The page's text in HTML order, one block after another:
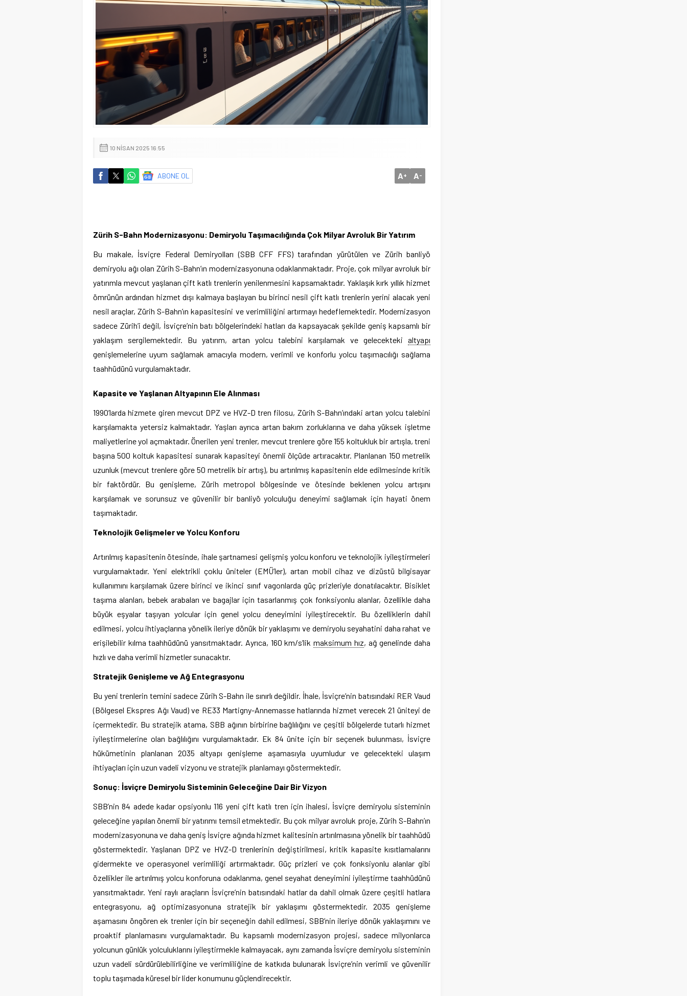
10 NISAN 2025 16:55
ABONE OL A+ A-
Zürih S-Bahn Modernizasyonu: Demiryolu Taşımacılığında Çok Milyar Avroluk Bir Yatırım
Bu makale, İsviçre Federal Demiryolları (SBB CFF FFS) tarafından yürütülen ve Zürih banliyö
demiryolu ağı olan Zürih S-Bahn’ın modernizasyonuna odaklanmaktadır. Proje, çok milyar avroluk bir
yatırımla mevcut yaşlanan çift katlı trenlerin yenilenmesini kapsamaktadır. Yaklaşık kırk yıllık hizmet
ömrünün ardından hizmet dışı kalmaya başlayan bu birinci nesil çift katlı trenlerin yerini alacak yeni
nesil araçlar, Zürih S-Bahn’ın kapasitesini ve verimliliğini artırmayı hedeflemektedir. Modernizasyon
sadece Zürih’i değil, İsviçre’nin batı bölgelerindeki hatları da kapsayacak şekilde geniş kapsamlı bir
yaklaşım sergilemektedir. Bu yatırım, artan yolcu talebini karşılamak ve gelecekteki altyapı
genişlemelerine uyum sağlamak amacıyla modern, verimli ve konforlu yolcu taşımacılığı sağlama
taahhüdünü vurgulamaktadır.
Kapasite ve Yaşlanan Altyapının Ele Alınması
1990’larda hizmete giren mevcut DPZ ve HVZ-D tren filosu, Zürih S-Bahn’ındaki artan yolcu talebini
karşılamakta yetersiz kalmaktadır. Yaşları ayrıca artan bakım zorluklarına ve daha yüksek işletme
maliyetlerine yol açmaktadır. Önerilen yeni trenler, mevcut trenlere göre 155 koltukluk bir artışla, treni
başına 500 koltuk kapasitesi sunarak kapasiteyi önemli ölçüde artıracaktır. Planlanan 150 metrelik
uzunluk (mevcut trenlere göre 50 metrelik bir artış), bu artırılmış kapasitenin elde edilmesinde kritik
bir faktördür. Bu genişleme, Zürih metropol bölgesinde ve ötesinde beklenen yolcu artışını
karşılamak ve sorunsuz ve güvenilir bir banliyö yolculuğu deneyimi sağlamak için hayati önem
taşımaktadır.
Teknolojik Gelişmeler ve Yolcu Konforu
Artırılmış kapasitenin ötesinde, ihale şartnamesi gelişmiş yolcu konforu ve teknolojik iyileştirmeleri
vurgulamaktadır. Yeni elektrikli çoklu üniteler (EMÜ’ler), artan mobil cihaz ve dizüstü bilgisayar
kullanımını karşılamak üzere birinci ve ikinci sınıf vagonlarda güç prizleriyle donatılacaktır. Bisiklet
taşıma alanları, bebek arabaları ve bagajlar için tasarlanmış çok fonksiyonlu alanlar, özellikle daha
büyük eşyalar taşıyan yolcular için genel yolcu deneyimini iyileştirecektir. Bu özelliklerin dahil
edilmesi, yolcu ihtiyaçlarına yönelik ileriye dönük bir yaklaşımı ve demiryolu seyahatini daha rahat ve
erişilebilir kılma taahhüdünü yansıtmaktadır. Ayrıca, 160 km/s’likmaksimum hız, ağ genelinde daha
hızlı ve daha verimli hizmetler sunacaktır.
Stratejik Genişleme ve Ağ Entegrasyonu
Bu yeni trenlerin temini sadece Zürih S-Bahn ile sınırlı değildir. İhale, İsviçre’nin batısındaki RER Vaud
(Bölgesel Ekspres Ağı Vaud) ve RE33 Martigny-Annemasse hatlarında hizmet verecek 21 üniteyi de
içermektedir. Bu stratejik atama, SBB ağının birbirine bağlılığını ve çeşitli bölgelerde tutarlı hizmet
iyileştirmelerine olan bağlılığını vurgulamaktadır. Ek 84 ünite için bir seçenek bulunması, İsviçre
hükümetinin planlanan 2035 altyapı genişleme aşamasıyla uyumludur ve gelecekteki ulaşım
ihtiyaçları için uzun vadeli vizyonu ve stratejik planlamayı göstermektedir.
Sonuç: İsviçre Demiryolu Sisteminin Geleceğine Dair Bir Vizyon
SBB’nin 84 adede kadar opsiyonlu 116 yeni çift katlı tren için ihalesi, İsviçre demiryolu sisteminin
geleceğine yapılan önemli bir yatırımı temsil etmektedir. Bu çok milyar avroluk proje, Zürih S-Bahn’ın
modernizasyonuna ve daha geniş İsviçre ağında hizmet kalitesinin artırılmasına yönelik bir taahhüdü
göstermektedir. Yaşlanan DPZ ve HVZ-D trenlerinin değiştirilmesi, kritik kapasite kısıtlamalarını
gidermekte ve operasyonel verimliliği artırmaktadır. Güç prizleri ve çok fonksiyonlu alanlar gibi
özellikler ile artırılmış yolcu konforuna odaklanma, genel seyahat deneyimini iyileştirme taahhüdünü
yansıtmaktadır. Yeni raylı araçların İsviçre’nin batısındaki hatlar da dahil olmak üzere çeşitli hatlara
entegrasyonu, ağ optimizasyonuna stratejik bir yaklaşımı göstermektedir. 2035 genişleme
aşamasını öngören ek trenler için bir seçeneğin dahil edilmesi, SBB’nin ileriye dönük yaklaşımını ve
proaktif planlamasını vurgulamaktadır. Bu kapsamlı modernizasyon projesi, sadece milyonlarca
yolcunun günlük yolculuklarını iyileştirmekle kalmayacak, aynı zamanda İsviçre demiryolu sisteminin
uzun vadeli sürdürülebilirliğine ve verimliliğine de katkıda bulunarak İsviçre’nin verimli ve güvenilir
toplu taşımada küresel bir lider konumunu güçlendirecektir.